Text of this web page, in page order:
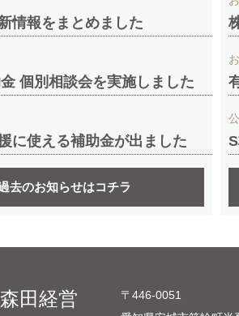
情報をまとめました
個別相談会を実施しました
に使える補助金が出ました
去のお知らせはコチラ
田経営
〒446-0051